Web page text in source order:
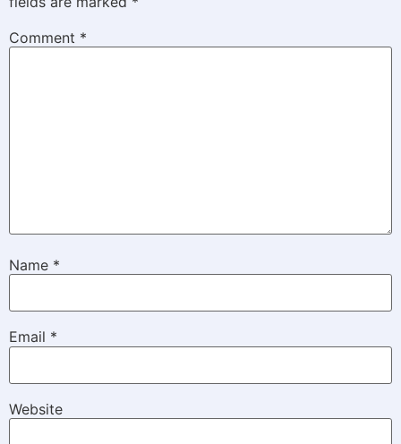
Comment *
Name *
Email *
Website